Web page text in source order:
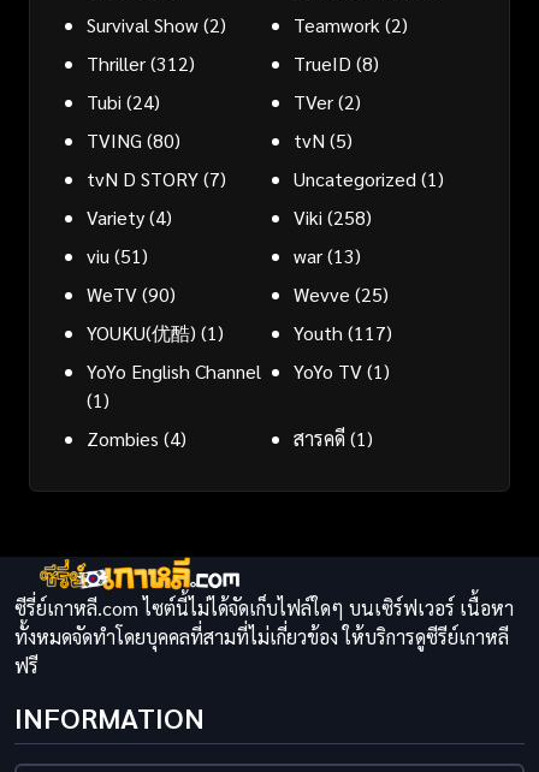
Survival Show(2) Teamwork (2)
Thriller(312) TrueID (8)
Tubi (24) TVer(2)
TVING (80) tvN (5)
tvN D STORY(7) Uncategorized (1)
Variety(4) Viki (258)
viu (51) war(13)
WeTV(90) Wevve (25)
YOUKU(优酷) (1) Youth (117)
YoYo English Channel
(1)
YoYo TV(1)
Zombies (4) สารคดี(1)
ซีรี่ย์เกาหลี.com ไซต์นี้ไม่ได้จัดเก็บไฟล์ใดๆ บนเซิร์ฟเวอร์ เนื้อหา
ทั้งหมดจัดทำโดยบุคคลที่สามที่ไม่เกี่ยวข้อง ให้บริการดูซีรีย์เกาหลี
ฟรี
INFORMATION